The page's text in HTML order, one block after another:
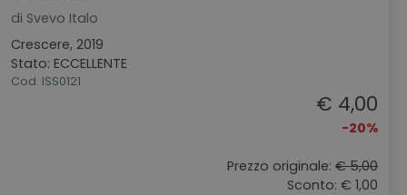
di Svevo Italo
Crescere, 2019
Stato: ECCELLENTE
Cod. ISS0121
€ 4,00
-20%
Prezzo originale: € 5,00
Sconto: € 1,00